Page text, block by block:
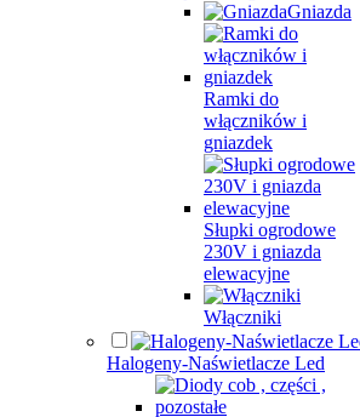
Gniazda
Ramki do
włączników i
gniazdek
Słupki ogrodowe
230V i gniazda
elewacyjne
Włączniki
Halogeny-Naświetlacze Led